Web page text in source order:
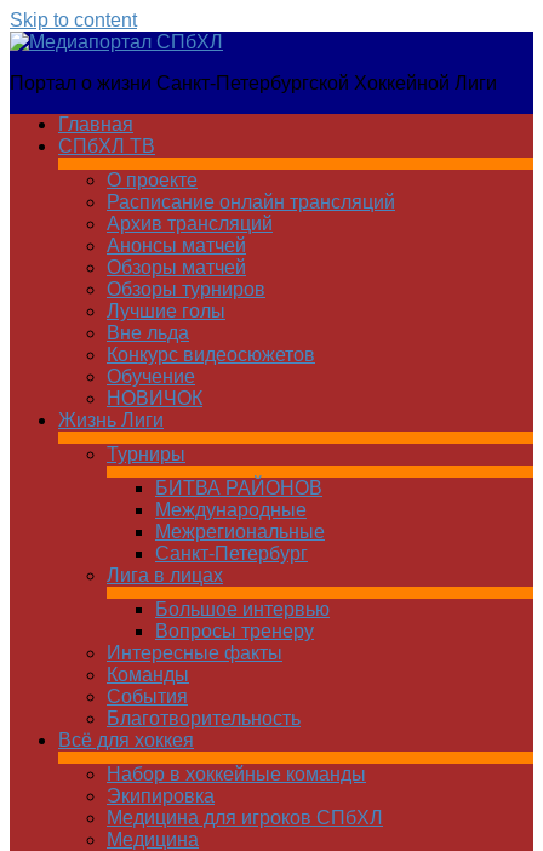
Skip to content
Медиапортал
Портал о жизни Санкт-Петербургской Хоккейной Лиги
Главная
СПбХЛ ТВ
О проекте
Расписание онлайн трансляций
Архив трансляций
Анонсы матчей
Обзоры матчей
Обзоры турниров
Лучшие голы
Вне льда
Конкурс видеосюжетов
Обучение
НОВИЧОК
Жизнь Лиги
Турниры
БИТВА РАЙОНОВ
Международные
Межрегиональные
Санкт-Петербург
Лига в лицах
Большое интервью
Вопросы тренеру
Интересные факты
Команды
Cобытия
Благотворительность
Всё для хоккея
Набор в хоккейные команды
Экипировка
Медицина для игроков СПбХЛ
Медицина